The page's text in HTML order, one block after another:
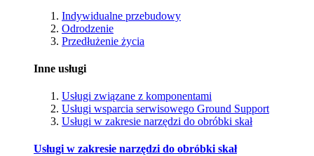
Indywidualne przebudowy
Odrodzenie
Przedłużenie życia
Inne usługi
Usługi związane z komponentami
Usługi wsparcia serwisowego Ground Support
Usługi w zakresie narzędzi do obróbki skał
Usługi w zakresie narzędzi do obróbki skał